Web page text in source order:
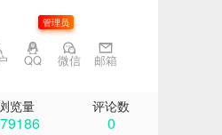
管理员
QQ 微信 邮箱
览量 评论数
0